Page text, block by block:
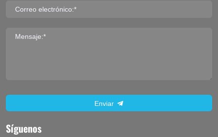
Correo electrónico:*
Mensaje:*
Enviar
Síguenos